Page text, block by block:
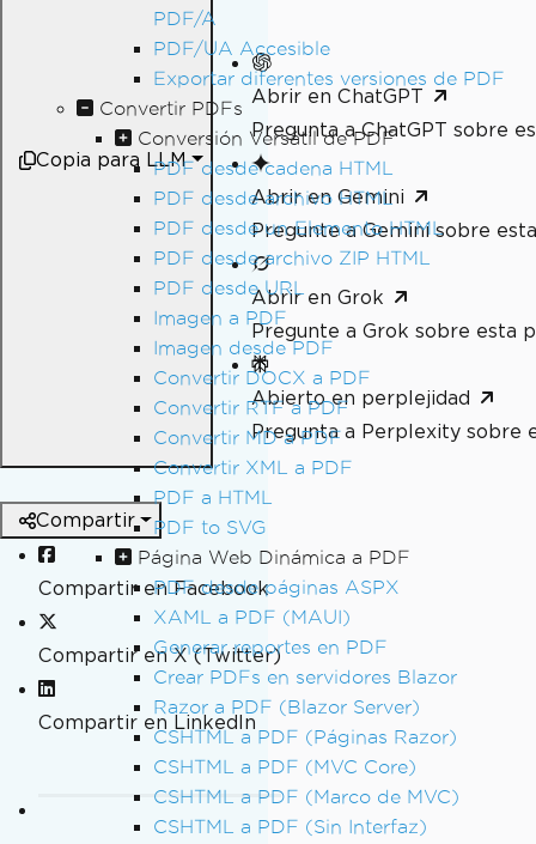
PDF/A
PDF/UA Accesible
Exportar diferentes versiones de PDF
Convertir PDFs
Conversión Versátil de PDF
PDF desde cadena HTML
PDF desde archivo HTML
PDF desde un Elemento HTML
PDF desde archivo ZIP HTML
PDF desde URL
Imagen a PDF
Imagen desde PDF
Convertir DOCX a PDF
Convertir RTF a PDF
Convertir MD a PDF
Convertir XML a PDF
PDF a HTML
PDF to SVG
Página Web Dinámica a PDF
PDF desde páginas ASPX
XAML a PDF (MAUI)
Generar reportes en PDF
Crear PDFs en servidores Blazor
Razor a PDF (Blazor Server)
CSHTML a PDF (Páginas Razor)
CSHTML a PDF (MVC Core)
CSHTML a PDF (Marco de MVC)
CSHTML a PDF (Sin Interfaz)
Copia para LLM
Abrir en ChatGPT
Pregunta a ChatGPT sobre
Abrir en Gemini
Pregunte a Gemini sobre
Abrir en Grok
Pregunte a Grok sobre esta
Abierto en perplejidad
Pregunta a Perplexity sobre
Compartir
Compartir en Facebook
Compartir en X (Twitter)
Compartir en LinkedIn